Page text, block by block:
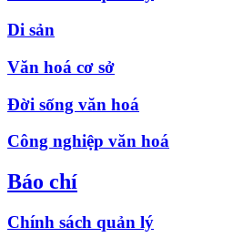
Di sản
Văn hoá cơ sở
Đời sống văn hoá
Công nghiệp văn hoá
Báo chí
Chính sách quản lý